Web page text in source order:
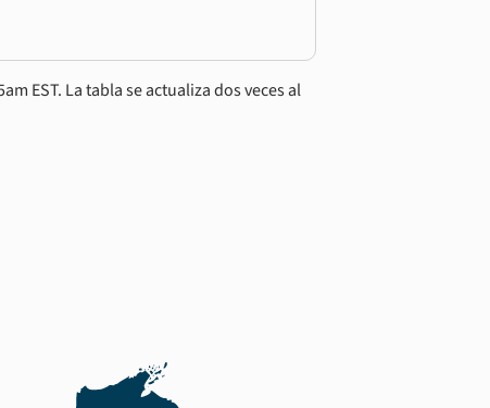
EST. La tabla se actualiza dos veces al